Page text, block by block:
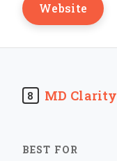
Website
8 MD Clarity